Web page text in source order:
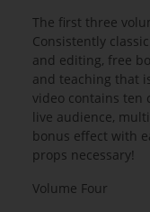
The first three
Consistently
and editing, free
and teaching that
video contains ten
live audience,
bonus effect with
props necessary!
Volume Four